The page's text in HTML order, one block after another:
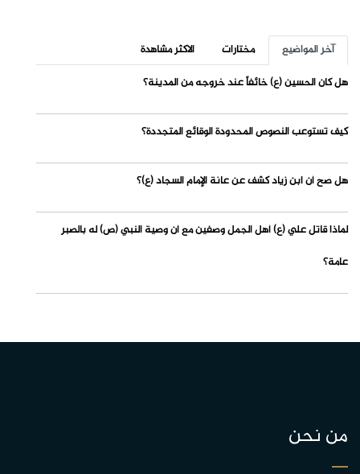
آخر المواضيع مختارات
الاكثر مشاهدة
هل كان الحسين (ع) خائفاً عند خروجه من المدينة؟
كيف تستوعب النصوص المحدودة الوقائع المتجددة؟
هل صح أن ابن زياد كشف عن عانة الإمام السجاد (ع)؟
لماذا قاتل علي (ع) أهل الجمل وصفين مع أن وصية النبي (ص) له بالصبر
عامة؟
من نحن